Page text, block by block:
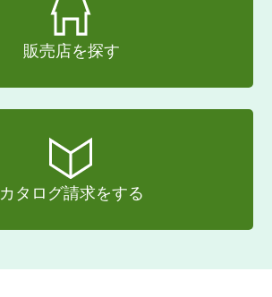
販売店を探す
カタログ請求をする